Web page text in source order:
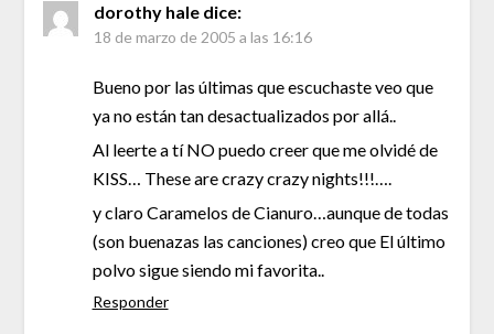
dorothy hale dice:
18 de marzo de 2005 a las 16:16
Bueno por las últimas que escuchaste veo que
ya no están tan desactualizados por allá..
Al leerte a tí NO puedo creer que me olvidé de
KISS… These are crazy crazy nights!!!….
y claro Caramelos de Cianuro…aunque de todas
(son buenazas las canciones) creo que El último
polvo sigue siendo mi favorita..
Responder